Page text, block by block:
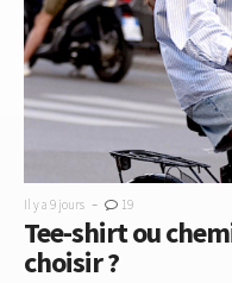
Il y a 9 jours - 19
Tee-shirt ou
choisir ?